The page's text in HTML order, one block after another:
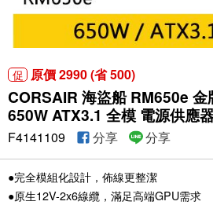
促 原價 2990 (省 500)
CORSAIR 海盜船 RM650e 金
650W ATX3.1 全模 電源供應
F4141109 分享 分享
●完全模組化設計，佈線更整潔
●原生12V-2x6線纜，滿足高端GPU需求